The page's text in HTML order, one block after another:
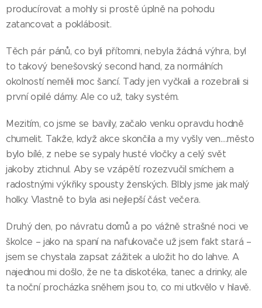
producírovat a mohly si prostě úplně na pohodu
zatancovat a poklábosit.
Těch pár pánů, co byli přítomni, nebyla žádná výhra, byl
to takový benešovský second hand, za normálních
okolností neměli moc šancí. Tady jen vyčkali a rozebrali si
první opilé dámy. Ale co už, taky systém.
Mezitím, co jsme se bavily, začalo venku opravdu hodně
chumelit. Takže, když akce skončila a my vyšly ven….město
bylo bílé, z nebe se sypaly husté vločky a celý svět
jakoby ztichnul. Aby se vzápětí rozezvučil smíchem a
radostnými výkřiky spousty ženských. Blbly jsme jak malý
holky. Vlastně to byla asi nejlepší část večera.
Druhý den, po návratu domů a po vážně strašné noci ve
školce – jako na spaní na nafukovače už jsem fakt stará –
jsem se chystala zapsat zážitek a uložit ho do lahve. A
najednou mi došlo, že ne ta diskotéka, tanec a drinky, ale
ta noční procházka sněhem jsou to, co mi utkvělo v hlavě.